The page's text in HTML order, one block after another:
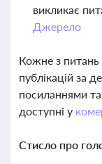
викликає
Джерело
Кожне з питань
публікацій за
посиланнями
доступні у
Стисло про